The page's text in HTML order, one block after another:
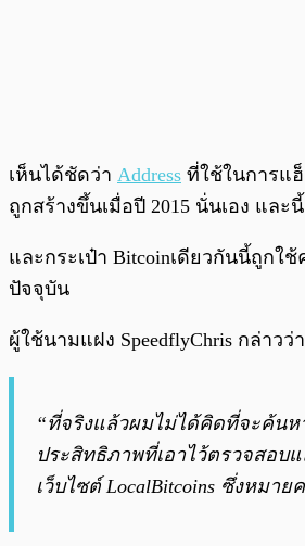
เห็นได้ชัดว่า Address ที่ใช้ในการแ
ถูกสร้างขึ้นเมื่อปี 2015 นั่นเอง แล
และกระเป๋า Bitcoinเดียวกันนี้ถูกใ
ปัจจุบัน
ผู้ใช้นามแฝง SpeedflyChris กล่าวว่า
“ที่จริงแล้วผมไม่ได้คิดที่จะค้น
ประสิทธิภาพที่เอาไว้ตรวจสอบ
เว็บไซต์ LocalBitcoins ซึ่งหมา